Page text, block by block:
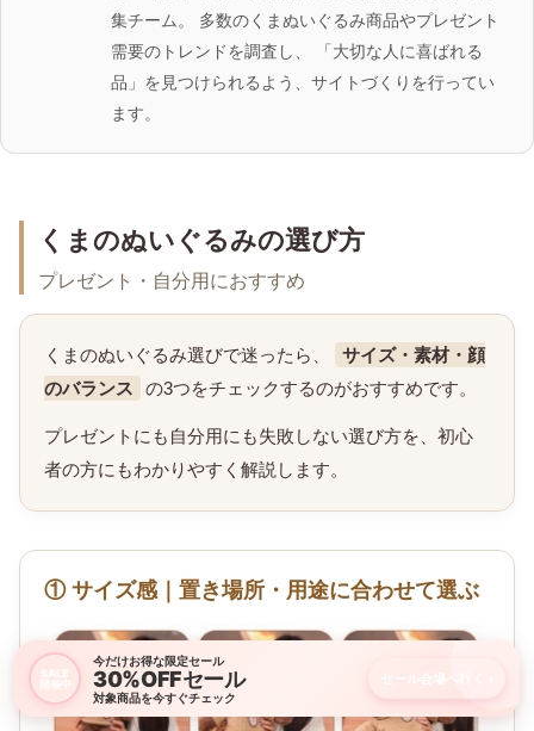
SALE
開催中
今だけお得な限定セール
30%OFFセール
対象商品を今すぐチェック
セール会場へ行く
集チーム。 多数のくまぬいぐるみ商品やプレゼント
需要のトレンドを調査し、 「大切な人に喜ばれる
品」を見つけられるよう、サイトづくりを行ってい
ます。
くまのぬいぐるみの選び方
プレゼント・自分用におすすめ
くまのぬいぐるみ選びで迷ったら、
サイズ・素材・顔
のバランス
の3つをチェックするのがおすすめです。
プレゼントにも自分用にも失敗しない選び方を、初心
者の方にもわかりやすく解説します。
① サイズ感｜置き場所・用途に合わせて選ぶ